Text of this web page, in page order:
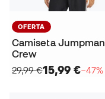
OFERTA
Camiseta Jumpman
Crew
29,99 €15,99 €−47%